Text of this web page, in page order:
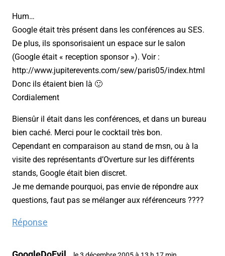
Hum…
Google était très présent dans les conférences au SES.
De plus, ils sponsorisaient un espace sur le salon
(Google était « reception sponsor »). Voir :
http://www.jupiterevents.com/sew/paris05/index.html
Donc ils étaient bien là 🙂
Cordialement
Biensûr il était dans les conférences, et dans un bureau
bien caché. Merci pour le cocktail très bon.
Cependant en comparaison au stand de msn, ou à la
visite des représentants d’Overture sur les différents
stands, Google était bien discret.
Je me demande pourquoi, pas envie de répondre aux
questions, faut pas se mélanger aux référenceurs ????
Réponse